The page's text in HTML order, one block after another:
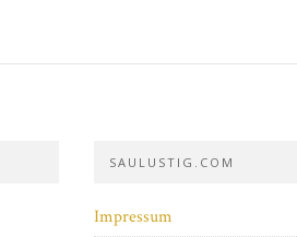
SAULUSTIG.COM
Impressum